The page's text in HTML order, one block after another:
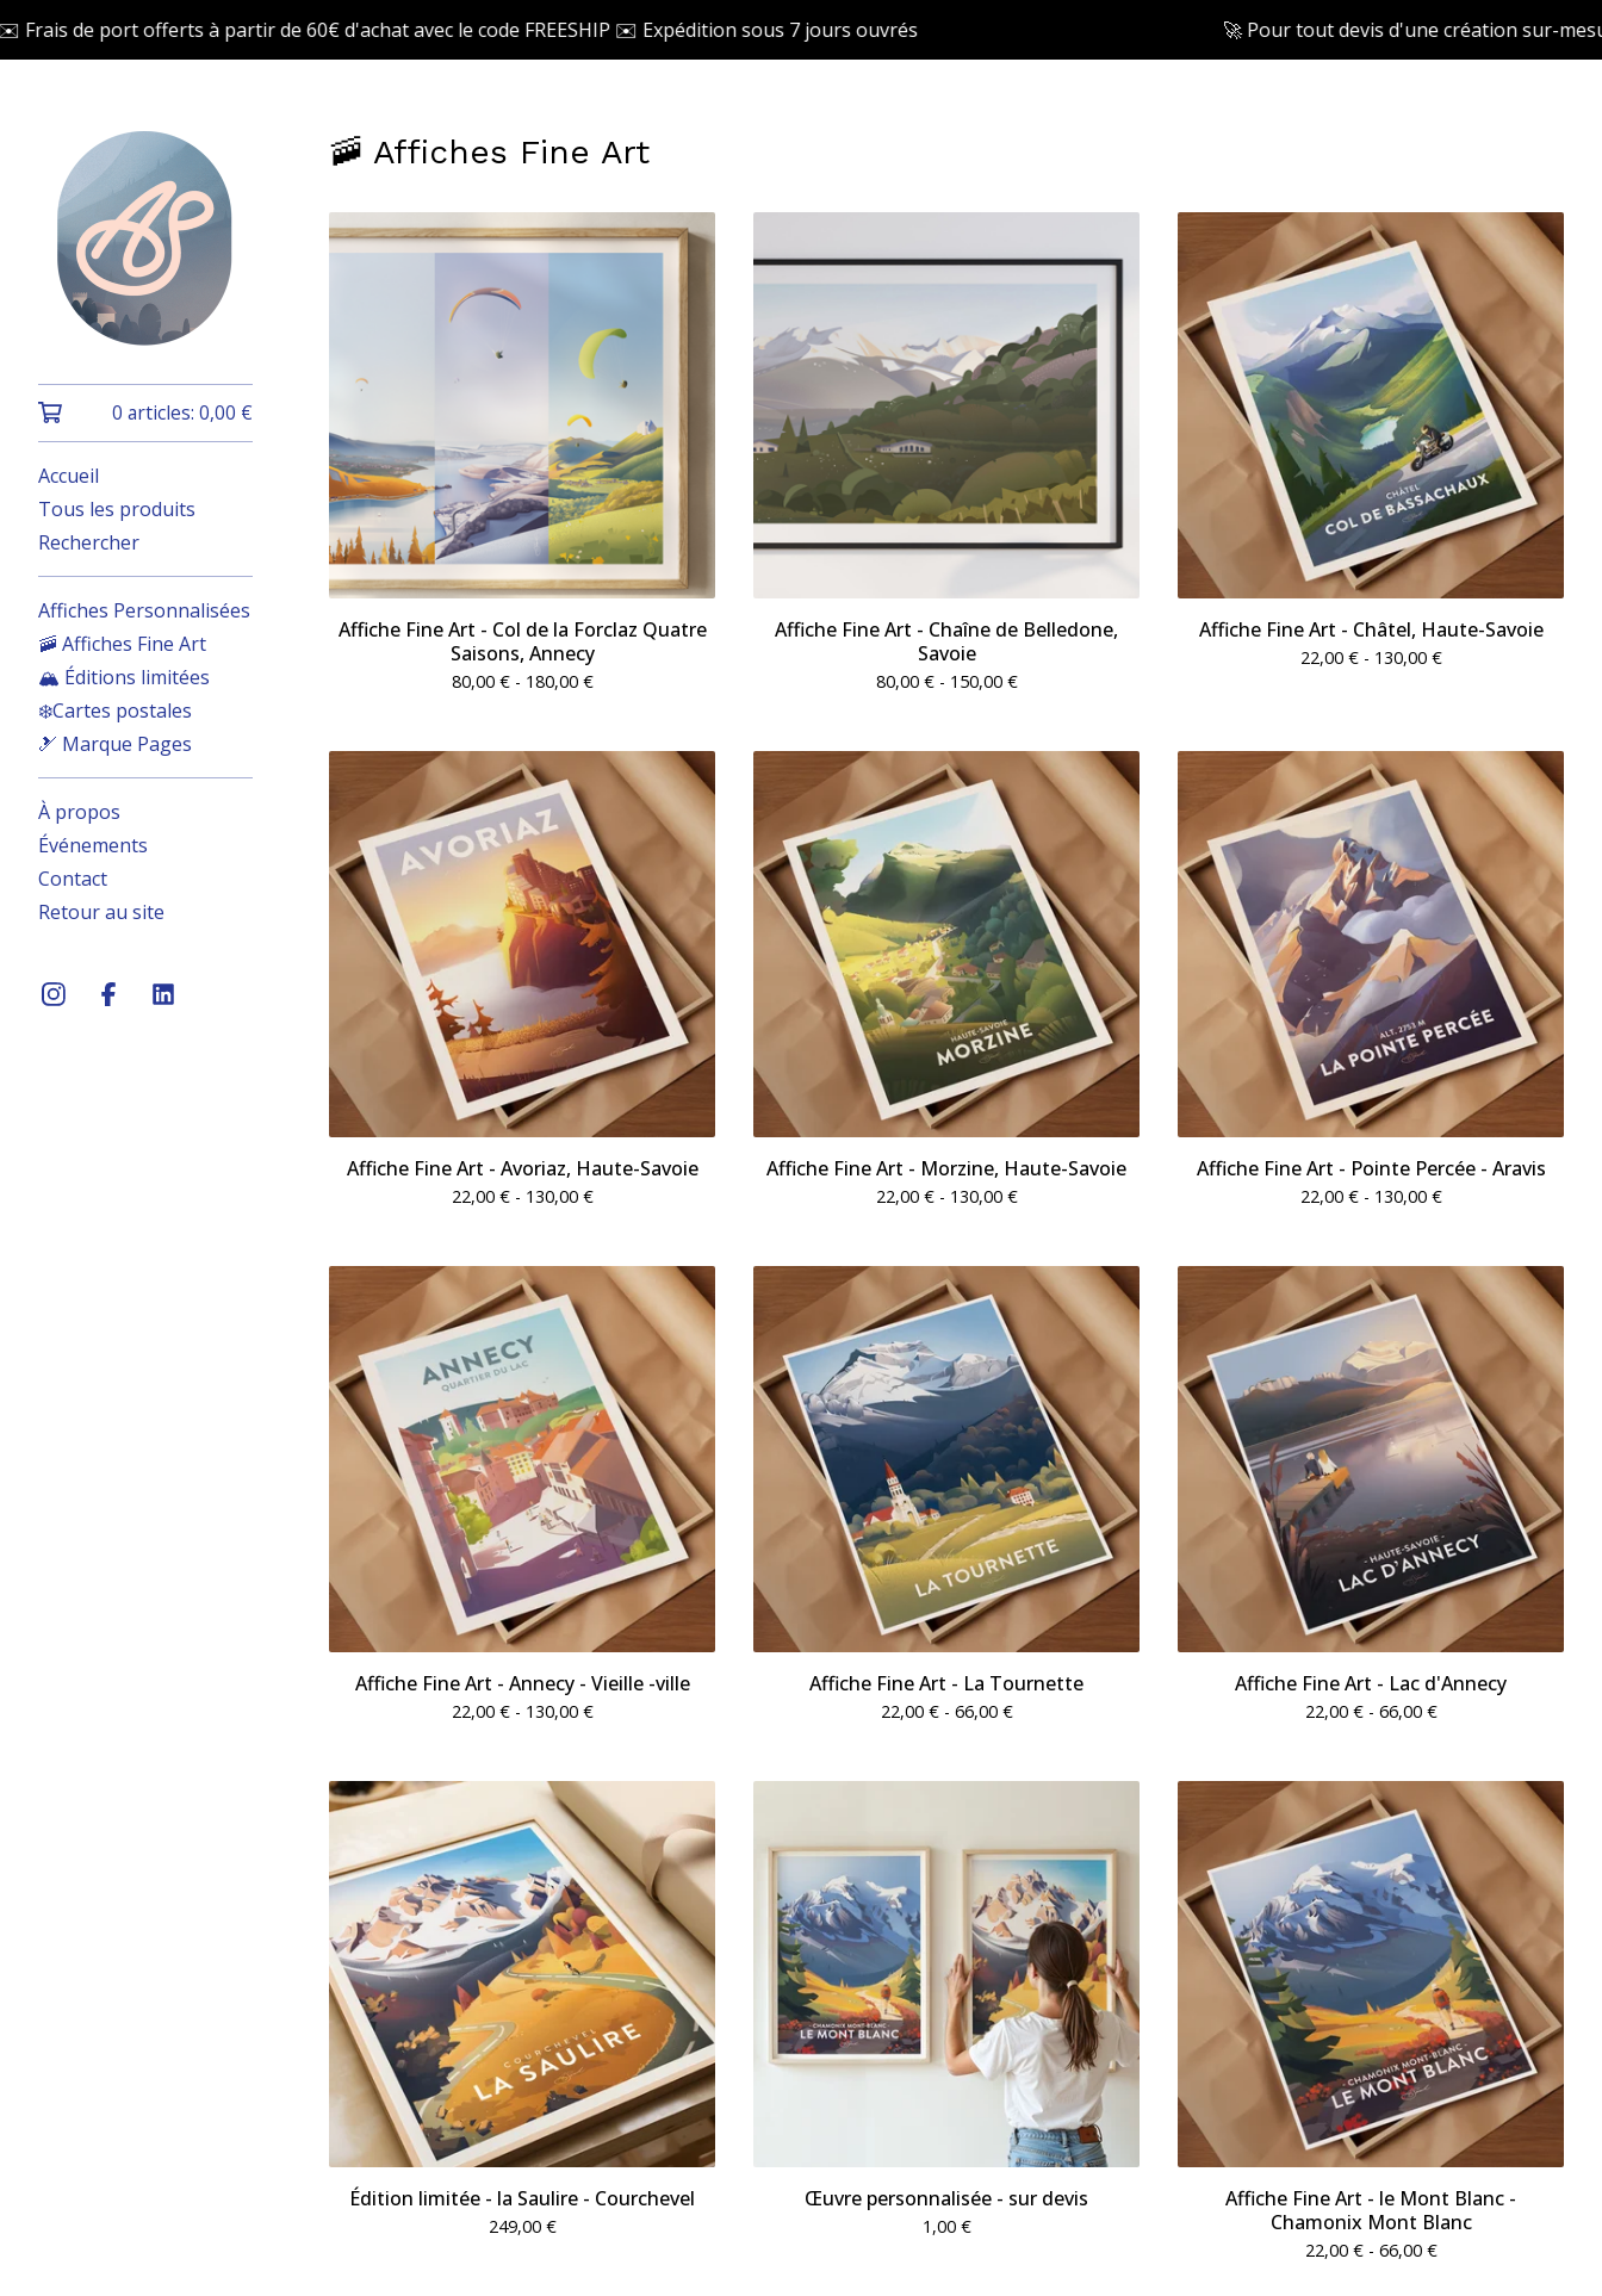
offerts à partir de 60€ d'achat avec le code FREESHIP ✉️ Expédition sous 7 jours ouvrés 🚀 Pour tout devis d'une création sur-mesure,
0 articles: 0,00 €
Accueil
Tous les produits
Rechercher
Affiches Personnalisées
🚠 Affiches Fine Art
🏔️ Éditions limitées
❄️Cartes postales
🎿 Marque Pages
À propos
Événements
Contact
Retour au site
🚠 Affiches Fine Art
Affiche Fine Art - Col de la Forclaz Quatre
Saisons, Annecy
80,00 €- 180,00 €
Affiche Fine Art - Chaîne de Belledone,
Savoie
80,00 €- 150,00 €
Affiche Fine Art - Châtel, Haute-Savoie
22,00 €- 130,00 €
Affiche Fine Art - Avoriaz, Haute-Savoie
22,00 €- 130,00 €
Affiche Fine Art - Morzine, Haute-Savoie
22,00 €- 130,00 €
Affiche Fine Art - Pointe Percée - Aravis
22,00 €- 130,00 €
Affiche Fine Art - Annecy - Vieille -ville
22,00 €- 130,00 €
Affiche Fine Art - La Tournette
22,00 €- 66,00 €
Affiche Fine Art - Lac d'Annecy
22,00 €- 66,00 €
Édition limitée - la Saulire - Courchevel
249,00 €
Œuvre personnalisée - sur devis
1,00 €
Affiche Fine Art - le Mont Blanc -
Chamonix Mont Blanc
22,00 €- 66,00 €